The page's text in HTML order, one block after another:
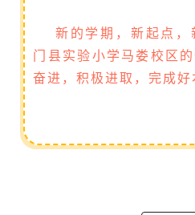
新的学期，新起点，
门县实验小学马娄校区
奋进，积极进取，完成好